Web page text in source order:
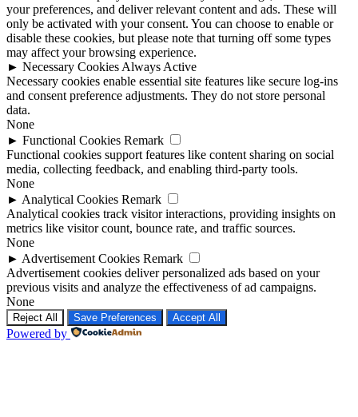
your preferences, and deliver relevant content and ads. These will
only be activated with your consent. You can choose to enable or
disable these cookies, but please note that turning off some types
may affect your browsing experience.
► Necessary Cookies Always Active
Necessary cookies enable essential site features like secure log-ins
and consent preference adjustments. They do not store personal
data.
None
► Functional Cookies Remark
Functional cookies support features like content sharing on social
media, collecting feedback, and enabling third-party tools.
None
► Analytical Cookies Remark
Analytical cookies track visitor interactions, providing insights on
metrics like visitor count, bounce rate, and traffic sources.
None
► Advertisement Cookies Remark
Advertisement cookies deliver personalized ads based on your
previous visits and analyze the effectiveness of ad campaigns.
None
Reject All Save Preferences Accept All
Powered by